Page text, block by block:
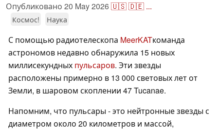
Опубликовано 20 May 2026🇺🇸🇩🇪 ...
Космос! Наука
С помощью радиотелескопа MeerKATкоманда
астрономов недавно обнаружила 15 новых
миллисекундных пульсаров. Эти звезды
расположены примерно в 13 000 световых лет от
Земли, в шаровом скоплении 47 Tucanae.
Напомним, что пульсары - это нейтронные звезды с
диаметром около 20 километров и массой,